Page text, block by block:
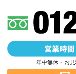
年中無休・お